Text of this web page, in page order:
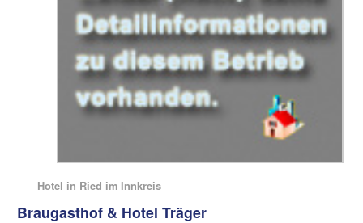
Hotel in Ried im Innkreis
Braugasthof & Hotel Träger